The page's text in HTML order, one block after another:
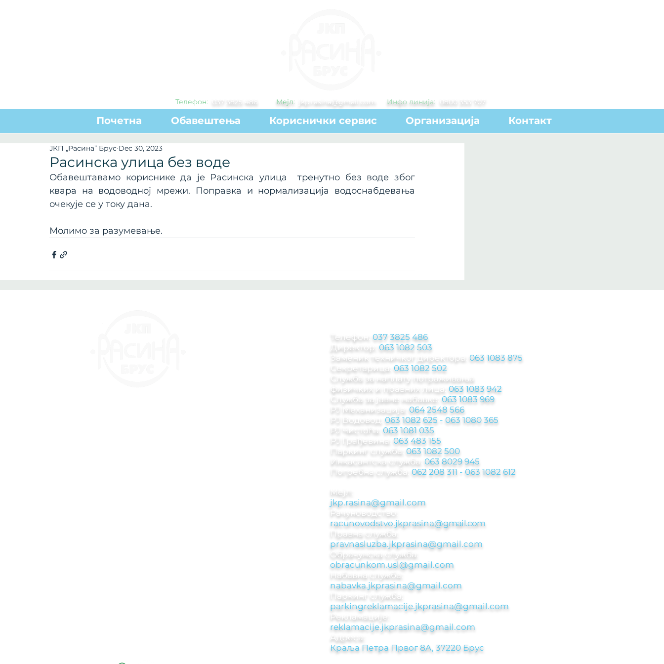
Телефон: 37 3825 486 Мејл: jkp.rasina@gmail.com Инфо линија: 0800 353 707
Почетна Обавештења Кориснички сервис Организација Контакт
Расинска улица без воде
ЈКП „Расина” Брус Dec 30, 2023
Обавештавамо кориснике да је Расинска улица  тренутно без воде због
квара на водоводној мрежи. Поправка и нормализација водоснабдевања
очекује се у току дана.
Молимо за разумевање.
Телефон: 037 3825 486
Директор:
063 1082 503
Заменик техничког директора: 063 1083 875
Секретарица: 063 1082 502
Служба за наплату потраживања
физичких и правних лица: 063 1083 942
Служба за јавне набавке: 063 1083 969
РЈ Механизација: 064 2548 566
РЈ Водовод: 063 1082 625 - 063 1080 365
РЈ Чистоћа: 063 1081 035
РЈ Грађевина: 063 483 155
Паркинг служба 063 1082 500
Инкасантска служба: 063 8029 945
Погребна служба: 062 208 311 - 063 1082 612
Мејл:
jkp.rasina@gmail.com
Рачуноводствo:
racunovodstvo.jkprasina@gmail.com
Правна служба:
pravnasluzba.jkprasina@gmail.com
Обрачунска служба:
obracunkom.usl@gmail.com
Набавна служба:
nabavka.jkprasina@gmail.com
Паркинг служба:​
parkingreklamacije.jkprasina@gmail.com
Рекламације:​
reklamacije.jkprasina@gmail.com
Адреса:
Краља Петра Првог 8A, 37220 Брус